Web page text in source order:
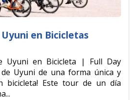
en Bicicletas
Uyuni en Bicicleta | Full Day
Uyuni de una forma única y
bicicleta! Este tour de un día